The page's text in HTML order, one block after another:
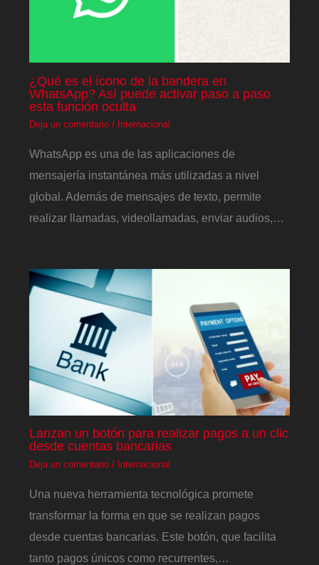
¿Qué es el ícono de la bandera en
WhatsApp? Así puede activar paso a paso
esta función oculta
Deja un comentario / Internacional
WhatsApp es una de las aplicaciones de
mensajería instantánea más utilizadas a nivel
global. Además de mensajes de texto, permite
realizar llamadas, videollamadas, enviar audios,…
Lanzan un botón para realizar pagos a un clic
desde cuentas bancarias
Deja un comentario / Internacional
Una nueva herramienta tecnológica promete
transformar la forma en que se realizan pagos
desde cuentas bancarias. Este botón, que facilita
tanto pagos únicos como recurrentes,…